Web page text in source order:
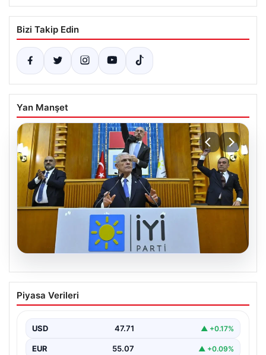
Bizi Takip Edin
Yan Manşet
06.08.2026
İYİ Parti’den ‘çerçeve yasa’ teklifi için
Anayasa Komisyonuna başvuru
Piyasa Verileri
USD 47.71 ▲ +0.17%
EUR 55.07 ▲ +0.09%